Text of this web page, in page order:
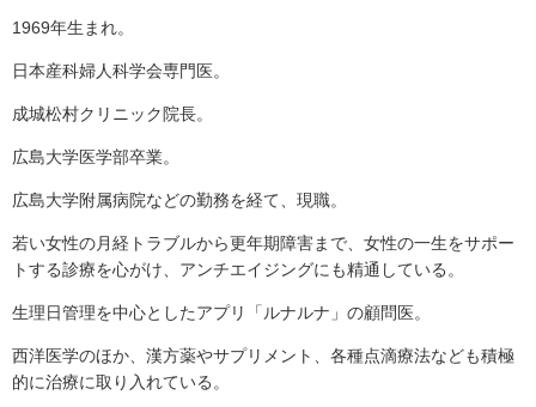
1969年生まれ。
日本産科婦人科学会専門医。
成城松村クリニック院長。
広島大学医学部卒業。
広島大学附属病院などの勤務を経て、現職。
若い女性の月経トラブルから更年期障害まで、女性の一生をサポー
トする診療を心がけ、アンチエイジングにも精通している。
生理日管理を中心としたアプリ「ルナルナ」の顧問医。
西洋医学のほか、漢方薬やサプリメント、各種点滴療法なども積極
的に治療に取り入れている。